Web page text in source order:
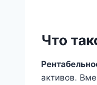
Что
активов.